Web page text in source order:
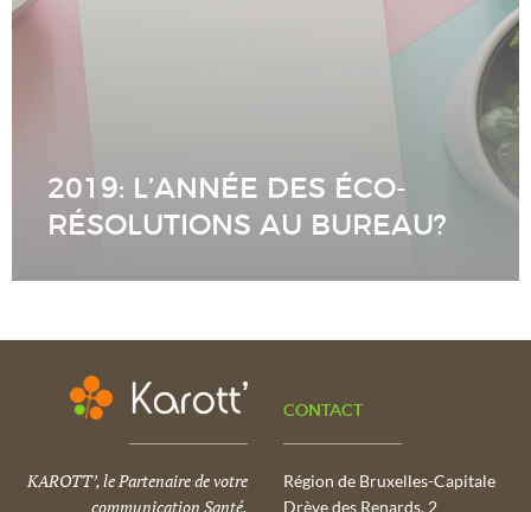
2019: L’ANNÉE DES ÉCO-
RÉSOLUTIONS AU BUREAU?
KAROTT’, le Partenaire de votre
communication Santé,
CONTACT
Région de Bruxelles-Capitale
Drève des Renards, 2